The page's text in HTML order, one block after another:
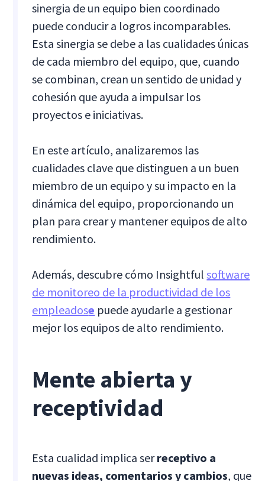
sinergia de un equipo bien coordinado
puede conducir a logros incomparables.
Esta sinergia se debe a las cualidades únicas
de cada miembro del equipo, que, cuando
se combinan, crean un sentido de unidad y
cohesión que ayuda a impulsar los
proyectos e iniciativas.
En este artículo, analizaremos las
cualidades clave que distinguen a un buen
miembro de un equipo y su impacto en la
dinámica del equipo, proporcionando un
plan para crear y mantener equipos de alto
rendimiento.
Además, descubre cómo Insightfulsoftware
de monitoreo de la productividad de los
empleadose puede ayudarle a gestionar
mejor los equipos de alto rendimiento.
Mente abierta y
receptividad
Esta cualidad implica serreceptivo a
nuevas ideas, comentarios y cambios, que